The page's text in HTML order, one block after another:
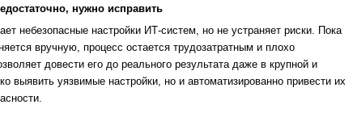
нужно исправить
небезопасные настройки ИТ-систем, но не устраняет риски. Пока
вручную, процесс остается трудозатратным и плохо
довести его до реального результата даже в крупной и
выявить уязвимые настройки, но и автоматизированно привести их